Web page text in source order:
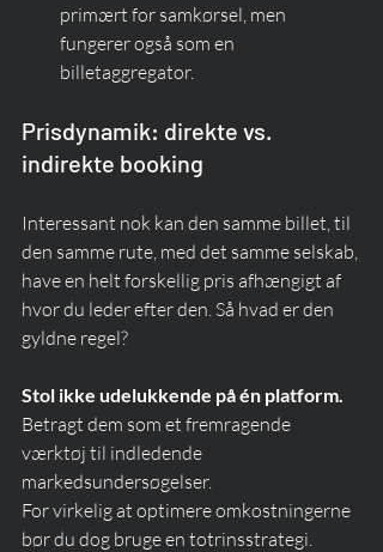
primært for samkørsel, men
fungerer også som en
billetaggregator.
Prisdynamik: direkte vs.
indirekte booking
Interessant nok kan den samme billet, til
den samme rute, med det samme selskab,
have en helt forskellig pris afhængigt af
hvor du leder efter den. Så hvad er den
gyldne regel?
Stol ikke udelukkende på én platform.
Betragt dem som et fremragende
værktøj til indledende
markedsundersøgelser.
For virkelig at optimere omkostningerne
bør du dog bruge en totrinsstrategi.